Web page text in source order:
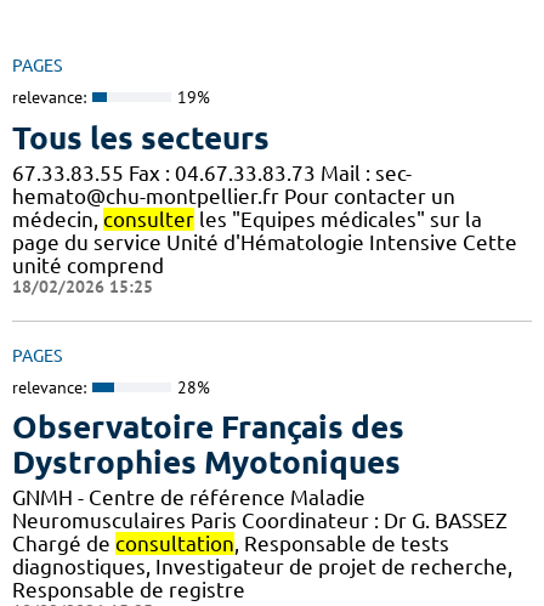
PAGES
relevance: 19%
Tous les secteurs
67.33.83.55 Fax : 04.67.33.83.73 Mail : sec-
hemato@chu-montpellier.fr Pour contacter un
médecin, consulter les "Equipes médicales" sur la
page du service Unité d'Hématologie Intensive Cette
unité comprend
18/02/2026 15:25
PAGES
relevance: 28%
Observatoire Français des
Dystrophies Myotoniques
GNMH - Centre de référence Maladie
Neuromusculaires Paris Coordinateur : Dr G. BASSEZ
Chargé de consultation, Responsable de tests
diagnostiques, Investigateur de projet de recherche,
Responsable de registre